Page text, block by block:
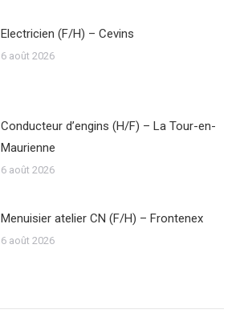
Electricien (F/H) – Cevins
6 août 2026
Conducteur d’engins (H/F) – La Tour-en-
Maurienne
6 août 2026
Menuisier atelier CN (F/H) – Frontenex
6 août 2026